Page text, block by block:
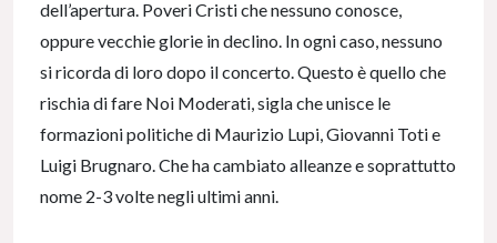
dell’apertura. Poveri Cristi che nessuno conosce,
oppure vecchie glorie in declino. In ogni caso, nessuno
si ricorda di loro dopo il concerto. Questo è quello che
rischia di fare Noi Moderati, sigla che unisce le
formazioni politiche di Maurizio Lupi, Giovanni Toti e
Luigi Brugnaro. Che ha cambiato alleanze e soprattutto
nome 2-3 volte negli ultimi anni.